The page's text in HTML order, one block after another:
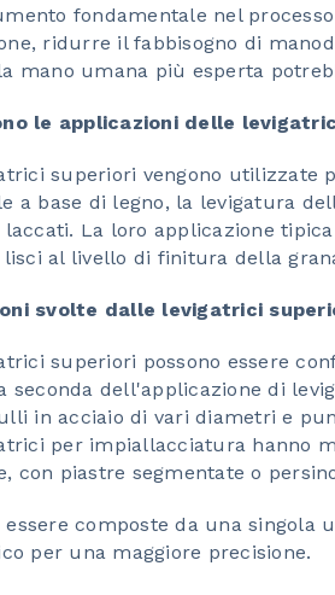
fondamentale nel
ridurre il fabbisogno di
mano umana più esperta
le applicazioni delle
superiori vengono utilizzate
a base di legno, la levigatura
La loro applicazione
lisci al livello di finitura della
svolte dalle levigatrici
superiori possono essere
seconda dell'applicazione di
in acciaio di vari diametri e
per impiallacciatura hanno
con piastre segmentate o
essere composte da una
per una maggiore precisione.